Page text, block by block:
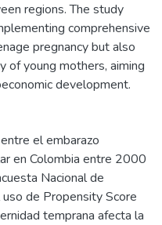
regions. The study
comprehensive
pregnancy but also
of young mothers, aiming
development.
el embarazo
en Colombia entre 2000
Nacional de
de Propensity Score
temprana afecta la